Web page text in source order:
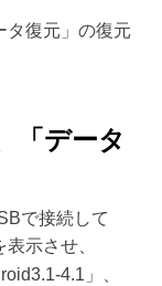
タ復元」の復元
「データ
で接続して
表示させ、
4.1」、